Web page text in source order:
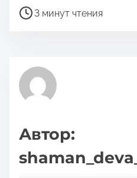
т
а
п
ь
ю
р
о
е
н
3 минут чтения
Автор: